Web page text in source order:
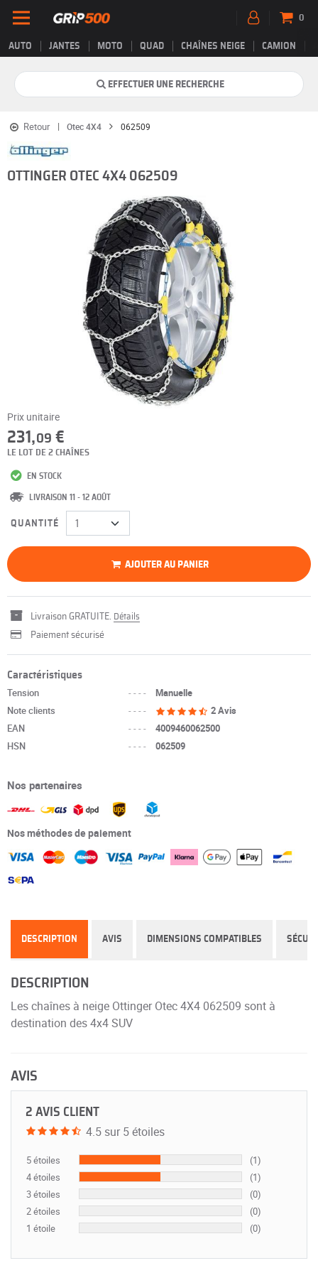
AUTO JANTES MOTO QUAD CHAÎNES NEIGE CAMION
0
EFFECTUER UNE RECHERCHE
Retour Otec 4X4 062509
OTTINGER OTEC 4X4 062509
Prix unitaire
231,09 €
LE LOT DE 2 CHAÎNES
EN STOCK
LIVRAISON 11 - 12 AOÛT
QUANTITÉ
AJOUTER AU PANIER
Livraison GRATUITE. Détails
Paiement sécurisé
Caractéristiques
Tension ----
Manuelle
Note clients
----
2 Avis
EAN
----
4009460062500
HSN
---- 062509
Nos partenaires
Nos méthodes de paiement
DESCRIPTION AVIS DIMENSIONS COMPATIBLES
DESCRIPTION
Les chaînes à neige Ottinger Otec 4X4 062509 sont à
destination des 4x4 SUV
AVIS
2 AVIS CLIENT
4.5 sur 5 étoiles
5 étoiles
(1)
4 étoiles
(1)
3 étoiles
(0)
2 étoiles
(0)
1 étoile
(0)